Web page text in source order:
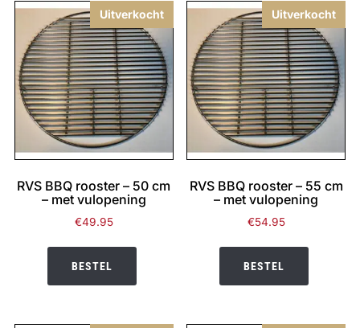
Uitverkocht
RVS BBQ rooster – 50 cm
– met vulopening
€49.95
BESTEL
Uitverkocht
RVS BBQ rooster – 55 cm
– met vulopening
€54.95
BESTEL